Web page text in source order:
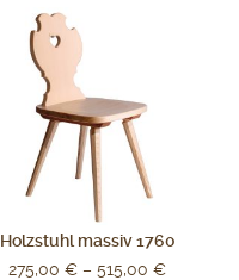
Holzstuhl massiv 1760
275,00€ – 515,00€